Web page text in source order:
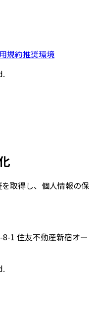
規約推奨環境
取得し、個人情報の保
1 住友不動産新宿オー